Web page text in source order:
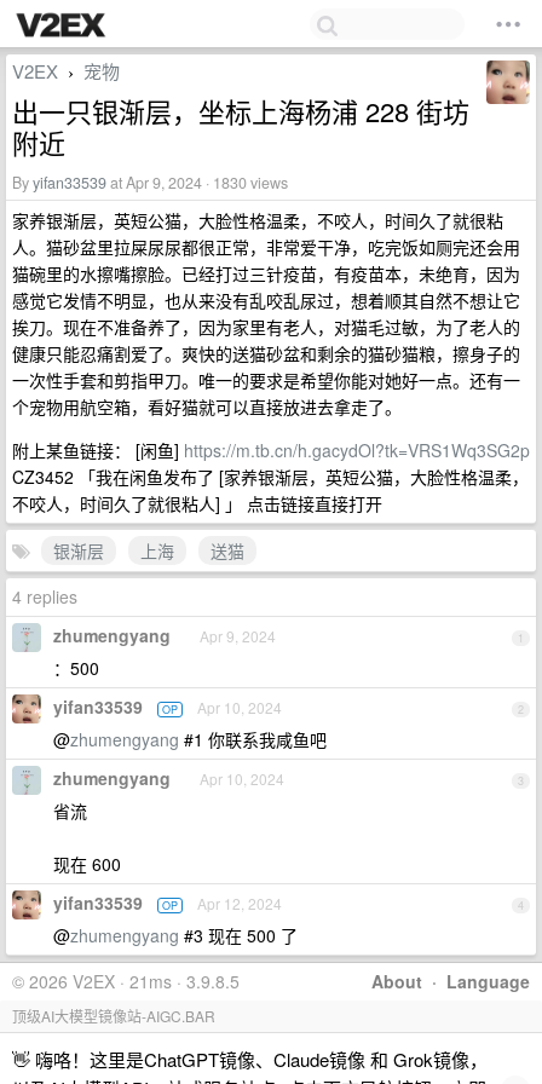
V2EX › 宠物
出一只银渐层，坐标上海杨浦 228 街坊
附近
Byyifan33539at Apr 9, 2024 · 1830 views
家养银渐层，英短公猫，大脸性格温柔，不咬人，时间久了就很粘
人。猫砂盆里拉屎尿尿都很正常，非常爱干净，吃完饭如厕完还会用
猫碗里的水擦嘴擦脸。已经打过三针疫苗，有疫苗本，未绝育，因为
感觉它发情不明显，也从来没有乱咬乱尿过，想着顺其自然不想让它
挨刀。现在不准备养了，因为家里有老人，对猫毛过敏，为了老人的
健康只能忍痛割爱了。爽快的送猫砂盆和剩余的猫砂猫粮，擦身子的
一次性手套和剪指甲刀。唯一的要求是希望你能对她好一点。还有一
个宠物用航空箱，看好猫就可以直接放进去拿走了。
附上某鱼链接： [闲鱼] https://m.tb.cn/h.gacydOl?tk=VRS1Wq3SG2p
CZ3452 「我在闲鱼发布了 [家养银渐层，英短公猫，大脸性格温柔，
不咬人，时间久了就很粘人] 」 点击链接直接打开
银渐层
上海
送猫
4 replies
1
zhumengyang Apr 9, 2024
：500
2
yifan33539 OP Apr 10, 2024
@zhumengyang #1 你联系我咸鱼吧
3
zhumengyang Apr 10, 2024
省流
现在 600
4
yifan33539 OP Apr 12, 2024
@zhumengyang #3 现在 500 了
About · Language
© 2026 V2EX · 21ms · 3.9.8.5
顶级AI大模型镜像站-AIGC.BAR
👋 嗨咯！这里是ChatGPT镜像、Claude镜像 和 Grok镜像，